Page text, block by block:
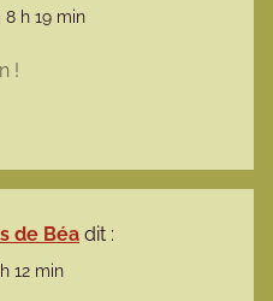
8 h 19 min
!
de Béa dit :
12 min